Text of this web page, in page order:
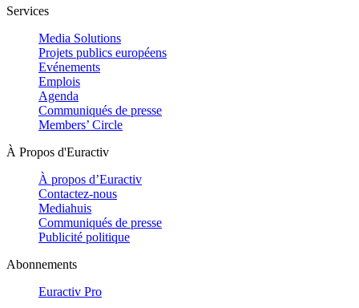
Services
Media Solutions
Projets publics européens
Evénements
Emplois
Agenda
Communiqués de presse
Members’ Circle
À Propos d'Euractiv
À propos d’Euractiv
Contactez-nous
Mediahuis
Communiqués de presse
Publicité politique
Abonnements
Euractiv Pro